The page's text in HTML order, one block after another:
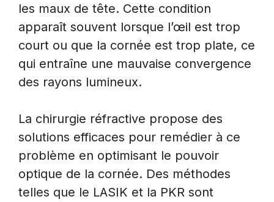
les maux de tête. Cette condition
apparaît souvent lorsque l’œil est trop
court ou que la cornée est trop plate, ce
qui entraîne une mauvaise convergence
des rayons lumineux.
La chirurgie réfractive propose des
solutions efficaces pour remédier à ce
problème en optimisant le pouvoir
optique de la cornée. Des méthodes
telles que le LASIK et la PKR sont